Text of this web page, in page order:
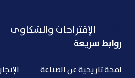
الإقتراحات والشكاوى
روابط سريعة
لمحة تاريخية عن الصناعة